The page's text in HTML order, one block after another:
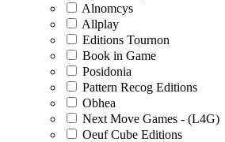
Alnomcys
Allplay
Editions Tournon
Book in Game
Posidonia
Pattern Recog Editions
Obhea
Next Move Games - (L4G)
Oeuf Cube Editions